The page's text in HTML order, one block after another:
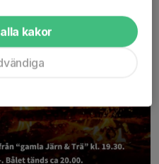
kakor